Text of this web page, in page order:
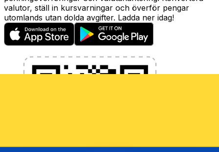
valutor, ställ in kursvarningar och överför pengar
utomlands utan dolda avgifter. Ladda ner idag!